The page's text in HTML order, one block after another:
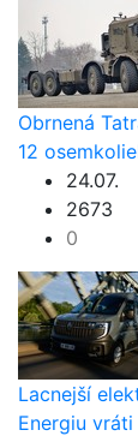
Obrnená
12
24.07.
2673
0
Lacnejší
Energiu vráti